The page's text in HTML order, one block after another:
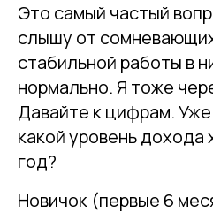
Это самый частый
слышу от
стабильной работы в
нормально. Я тоже
Давайте к цифрам. Уже
какой уровень дохода
год?
Новичок (первые 6